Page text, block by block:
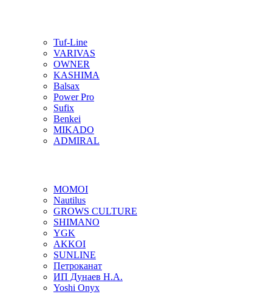
Tuf-Line
VARIVAS
OWNER
KASHIMA
Balsax
Power Pro
Sufix
Benkei
MIKADO
ADMIRAL
MOMOI
Nautilus
GROWS CULTURE
SHIMANO
YGK
AKKOI
SUNLINE
Петроканат
ИП Дунаев Н.А.
Yoshi Onyx